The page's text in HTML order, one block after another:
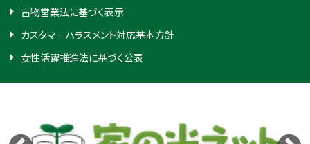
古物営業法に基づく表示
カスタマーハラスメント対応基本方針
女性活躍推進法に基づく公表